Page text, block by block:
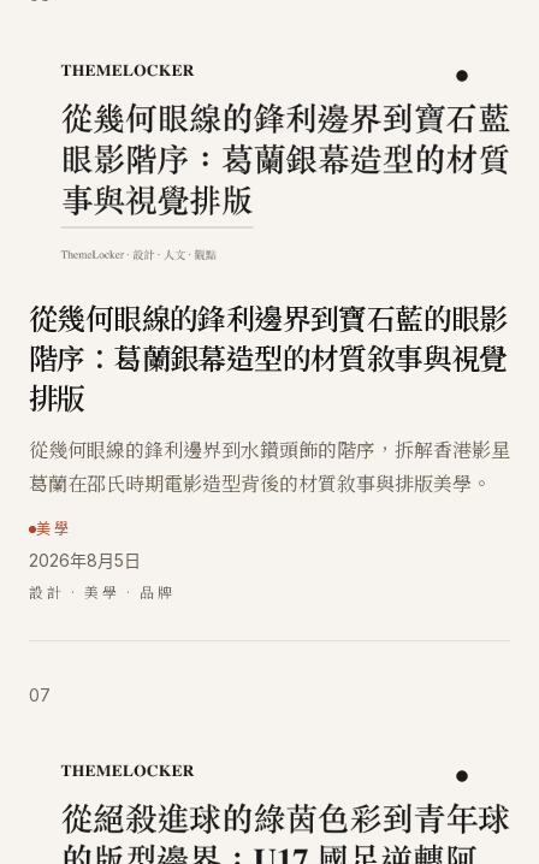
從幾何眼線的鋒利邊界到寶石藍的眼影
階序：葛蘭銀幕造型的材質敘事與視覺
排版
從幾何眼線的鋒利邊界到水鑽頭飾的階序，拆解香港影星
葛蘭在邵氏時期電影造型背後的材質敘事與排版美學。
美學
2026年8月5日
設計 · 美學 · 品牌
07